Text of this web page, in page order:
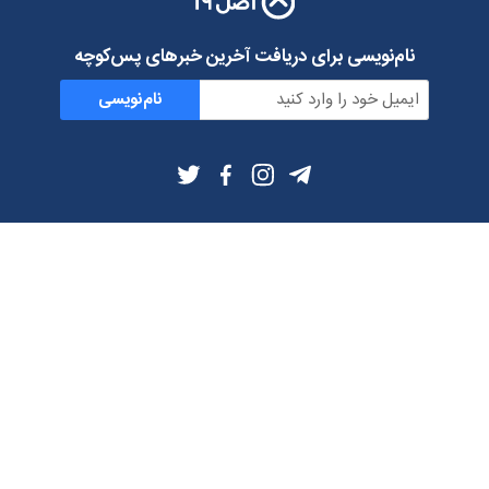
نام‌نویسی برای دریافت آخرین خبرهای پس‌کوچه
نام‌نویسی